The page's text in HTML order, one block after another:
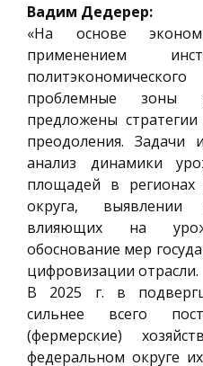
Вадим Дедерер:
«На основе
применением
проблемные зоны
предложены
преодоления. Задачи
анализ динамики
площадей в
округа, выявлении
влияющих на
обоснование мер
цифровизации отрасли.
В 2025 г. в
сильнее всего
(фермерские)
федеральном округе